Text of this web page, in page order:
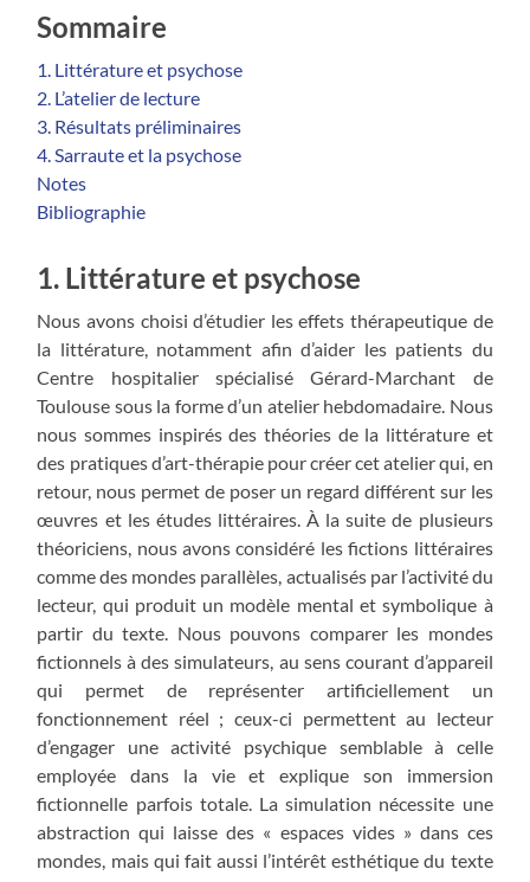
Sommaire
1. Littérature et psychose
2. L’atelier de lecture
3. Résultats préliminaires
4. Sarraute et la psychose
Notes
Bibliographie
1. Littérature et psychose
Nous avons choisi d’étudier les effets thérapeutique de
la littérature, notamment afin d’aider les patients du
Centre hospitalier spécialisé Gérard-Marchant de
Toulouse sous la forme d’un atelier hebdomadaire. Nous
nous sommes inspirés des théories de la littérature et
des pratiques d’art-thérapie pour créer cet atelier qui, en
retour, nous permet de poser un regard différent sur les
œuvres et les études littéraires. À la suite de plusieurs
théoriciens, nous avons considéré les fictions littéraires
comme des mondes parallèles, actualisés par l’activité du
lecteur, qui produit un modèle mental et symbolique à
partir du texte. Nous pouvons comparer les mondes
fictionnels à des simulateurs, au sens courant d’appareil
qui permet de représenter artificiellement un
fonctionnement réel ; ceux-ci permettent au lecteur
d’engager une activité psychique semblable à celle
employée dans la vie et explique son immersion
fictionnelle parfois totale. La simulation nécessite une
abstraction qui laisse des « espaces vides » dans ces
mondes, mais qui fait aussi l’intérêt esthétique du texte